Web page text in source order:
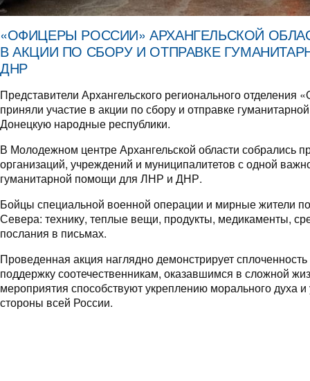
«ОФИЦЕРЫ РОССИИ» АРХАНГЕЛЬСКОЙ
В АКЦИИ ПО СБОРУ И ОТПРАВКЕ
ДНР
Представители Архангельского регионального
приняли участие в акции по сбору и отправке
Донецкую народные республики.
В Молодежном центре Архангельской области собрались
организаций, учреждений и муниципалитетов с одной
гуманитарной помощи для ЛНР и ДНР.
Бойцы специальной военной операции и мирные жители
Севера: технику, теплые вещи, продукты, медикаменты,
послания в письмах.
Проведенная акция наглядно демонстрирует сплоченность
поддержку соотечественникам, оказавшимся в сложной
мероприятия способствуют укреплению морального духа
стороны всей России.